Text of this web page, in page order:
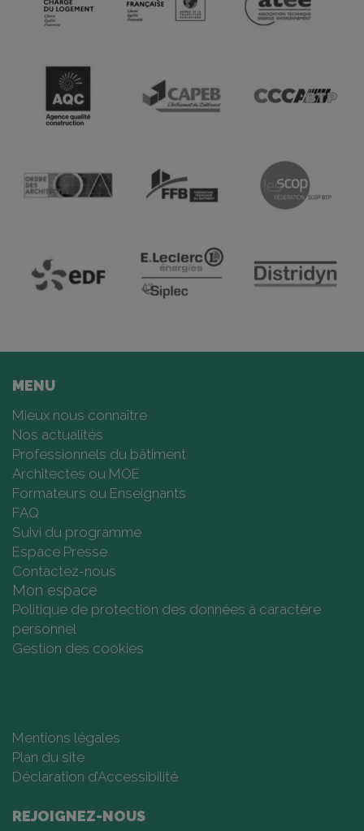
MENU
Mieux nous connaître
Nos actualités
Professionnels du bâtiment
Architectes ou MOE
Formateurs ou Enseignants
FAQ
Suivi du programme
Espace Presse
Contactez-nous
Mon espace
Politique de protection des données à caractère
personnel
Gestion des cookies
Mentions légales
Plan du site
Déclaration d’Accessibilité
REJOIGNEZ-NOUS